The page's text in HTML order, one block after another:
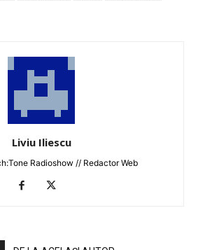
Liviu Iliescu
Radioshow // Redactor Web